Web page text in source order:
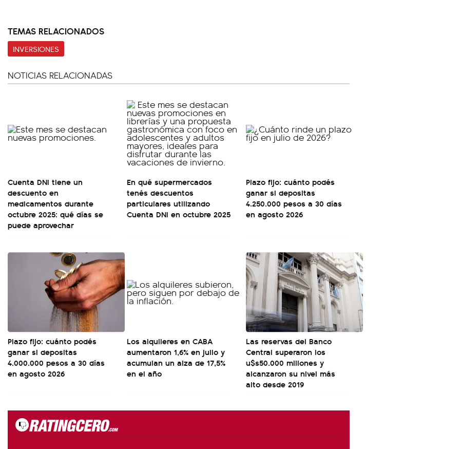
TEMAS RELACIONADOS
INVERSIONES
NOTICIAS RELACIONADAS
Cuenta DNI tiene un
descuento en
medicamentos durante
octubre 2025: qué días se
puede aprovechar
En qué supermercados
tenés descuentos
particulares utilizando
Cuenta DNI en octubre 2025
Plazo fijo: cuánto podés
ganar si depositas
4.250.000 pesos a 30 días
en agosto 2026
Plazo fijo: cuánto podés
ganar si depositas
4.000.000 pesos a 30 días
en agosto 2026
Los alquileres en CABA
aumentaron 1,6% en julio y
acumulan un alza de 17,5%
en el año
Las reservas del Banco
Central superaron los
u$s50.000 millones y
alcanzaron su nivel más
alto desde 2019